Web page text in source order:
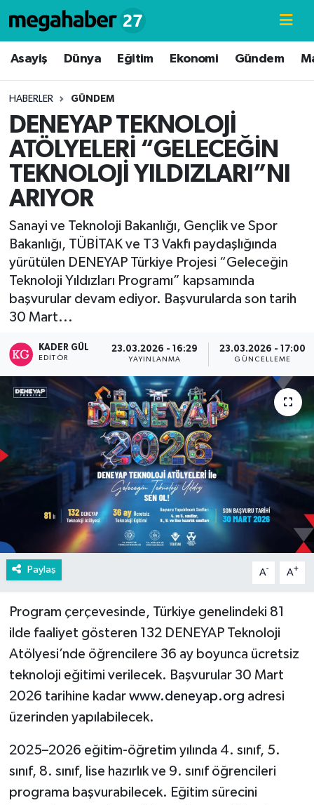
Asayiş Dünya Eğitim Ekonomi Gündem
HABERLER GÜNDEM
DENEYAP TEKNOLOJİ
ATÖLYELERİ “GELECEĞİN
TEKNOLOJİ YILDIZLARI”NI
ARIYOR
Sanayi ve Teknoloji Bakanlığı, Gençlik ve Spor
Bakanlığı, TÜBİTAK ve T3 Vakfı paydaşlığında
yürütülen DENEYAP Türkiye Projesi “Geleceğin
Teknoloji Yıldızları Programı” kapsamında
başvurular devam ediyor. Başvurularda son tarih
30 Mart...
KADER GÜL
EDITÖR
23.03.2026 - 16:29
YAYINLANMA
23.03.2026 - 17:00
GÜNCELLEME
Paylaş A- A+
Program çerçevesinde, Türkiye genelindeki 81
ilde faaliyet gösteren 132 DENEYAP Teknoloji
Atölyesi’nde öğrencilere 36 ay boyunca ücretsiz
teknoloji eğitimi verilecek. Başvurular 30 Mart
2026 tarihine kadar www.deneyap.org adresi
üzerinden yapılabilecek.
2025–2026 eğitim-öğretim yılında 4. sınıf, 5.
sınıf, 8. sınıf, lise hazırlık ve 9. sınıf öğrencileri
programa başvurabilecek. Eğitim sürecini
Hava Durumu
Süper Lig Puan Durumu ve Fikstür
Tüm Manşetler
Son Dakika Haberleri
Haber Arşivi